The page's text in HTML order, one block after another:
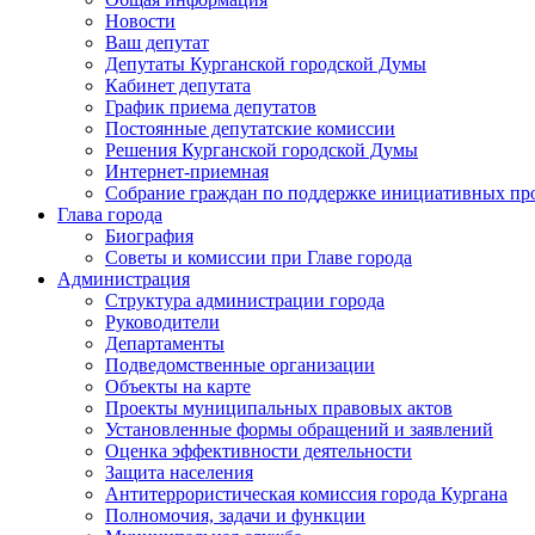
Новости
Ваш депутат
Депутаты Курганской городской Думы
Кабинет депутата
График приема депутатов
Постоянные депутатские комиссии
Решения Курганской городской Думы
Интернет-приемная
Собрание граждан по поддержке инициативных
Глава города
Биография
Советы и комиссии при Главе города
Администрация
Структура администрации города
Руководители
Департаменты
Подведомственные организации
Объекты на карте
Проекты муниципальных правовых актов
Установленные формы обращений и заявлений
Оценка эффективности деятельности
Защита населения
Антитеррористическая комиссия города Кургана
Полномочия, задачи и функции